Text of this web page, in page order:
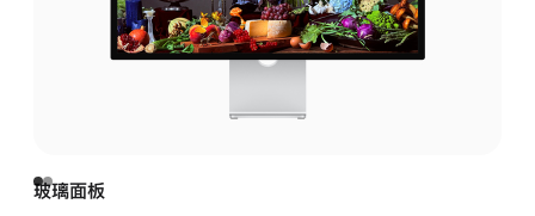
玻璃面板